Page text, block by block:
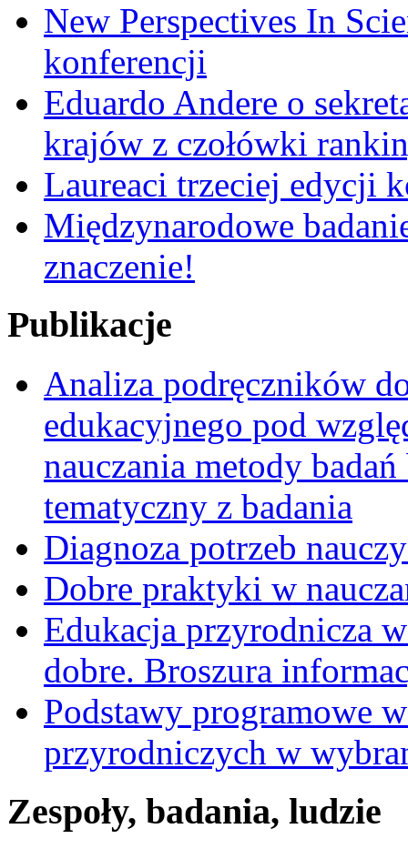
New Perspectives In
konferencji
Eduardo Andere o
krajów z czołówki
Laureaci trzeciej edycji
Międzynarodowe
znaczenie!
Publikacje
Analiza podręczników
edukacyjnego pod
nauczania metody
tematyczny z badania
Diagnoza potrzeb
Dobre praktyki w
Edukacja przyrodnicza
dobre. Broszura
Podstawy programowe
przyrodniczych w
Zespoły, badania, ludzie